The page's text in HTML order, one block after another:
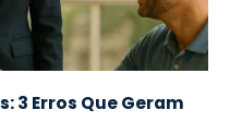
3 Erros Que Geram